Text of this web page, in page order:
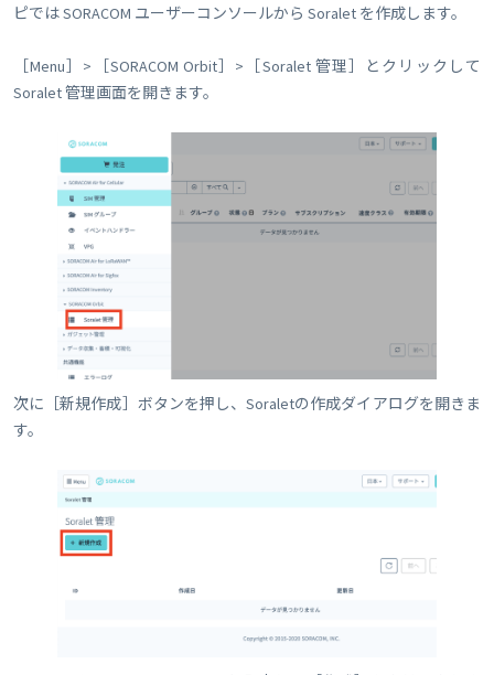
ピでは SORACOM ユーザーコンソールから Soralet を作成します。
［Menu］>［SORACOM Orbit］>［Soralet 管理］とクリックして
Soralet 管理画面を開きます。
次に［新規作成］ボタンを押し、Soraletの作成ダイアログを開きま
す。